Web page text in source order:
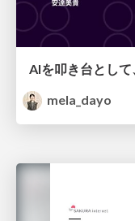
mela_dayo